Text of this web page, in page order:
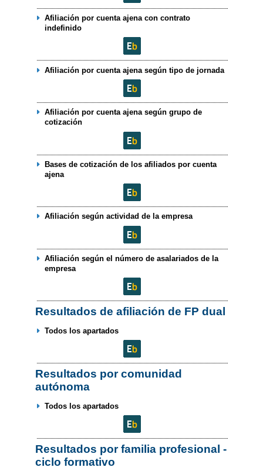
Afiliación por cuenta ajena con contrato
indefinido
Afiliación por cuenta ajena según tipo de jornada
Afiliación por cuenta ajena según grupo de
cotización
Bases de cotización de los afiliados por cuenta
ajena
Afiliación según actividad de la empresa
Afiliación según el número de asalariados de la
empresa
Resultados de afiliación de FP dual
Todos los apartados
Resultados por comunidad
autónoma
Todos los apartados
Resultados por familia profesional -
ciclo formativo